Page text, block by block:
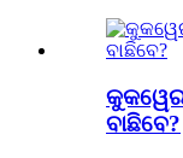
ବାଛିବେ?